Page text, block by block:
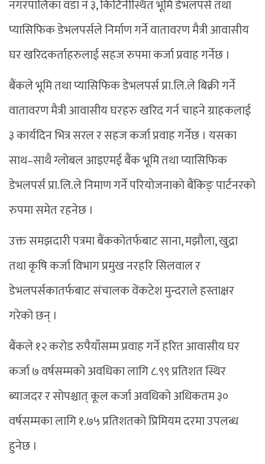
नगरपालिका वडा नं ३, किटिनीस्थित भूमि डेभलपर्स तथा
प्यासिफिक डेभलपर्सले निर्माण गर्ने वातावरण मैत्री आवासीय
घर खरिदकर्ताहरुलाई सहज रुपमा कर्जा प्रवाह गर्नेछ ।
बैंकले भूमि तथा प्यासिफिक डेभलपर्स प्रा.लि.ले बिक्री गर्ने
वातावरण मैत्री आवासीय घरहरु खरिद गर्न चाहने ग्राहकलाई
३ कार्यदिन भित्र सरल र सहज कर्जा प्रवाह गर्नेछ । यसका
साथ–साथै ग्लोबल आइएमई बैंक भूमि तथा प्यासिफिक
डेभलपर्स प्रा.लि.ले निमाण गर्ने परियोजनाको बैंकिङ् पार्टनरको
रुपमा समेत रहनेछ ।
उक्त समझदारी पत्रमा बैंककोतर्फबाट साना, मझौला, खुद्रा
तथा कृषि कर्जा विभाग प्रमुख नरहरि सिलवाल र
डेभलपर्सकातर्फबाट संचालक वेंकटेश मुन्दराले हस्ताक्षर
गरेको छन् ।
बैंकले १२ करोड रुपैयाँसम्म प्रवाह गर्ने हरित आवासीय घर
कर्जा ७ वर्षसम्मको अवधिका लागि ८.९९ प्रतिशत स्थिर
ब्याजदर र सोपश्चात् कूल कर्जा अवधिको अधिकतम ३०
वर्षसम्मका लागि १.७५ प्रतिशतको प्रिमियम दरमा उपलब्ध
हुनेछ ।